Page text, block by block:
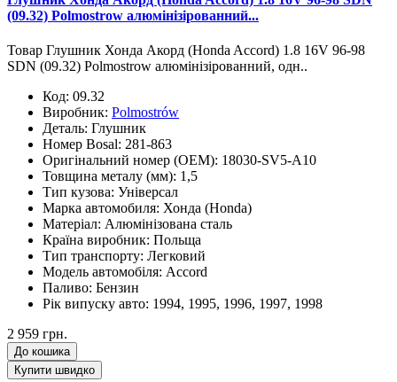
(09.32) Polmostrow алюмінізірованний...
Товар Глушник Хонда Акорд (Honda Accord) 1.8 16V 96-98
SDN (09.32) Polmostrow алюмінізірованний, одн..
Код: 09.32
Виробник: Polmostrów
Деталь: Глушник
Номер Bosal: 281-863
Оригінальний номер (OEM): 18030-SV5-A10
Товщина металу (мм): 1,5
Тип кузова: Універсал
Марка автомобиля: Хонда (Honda)
Матеріал: Алюмінізована сталь
Країна виробник: Польща
Тип транспорту: Легковий
Модель автомобіля: Accord
Паливо: Бензин
Рік випуску авто: 1994, 1995, 1996, 1997, 1998
2 959 грн.
До кошика
Купити швидко